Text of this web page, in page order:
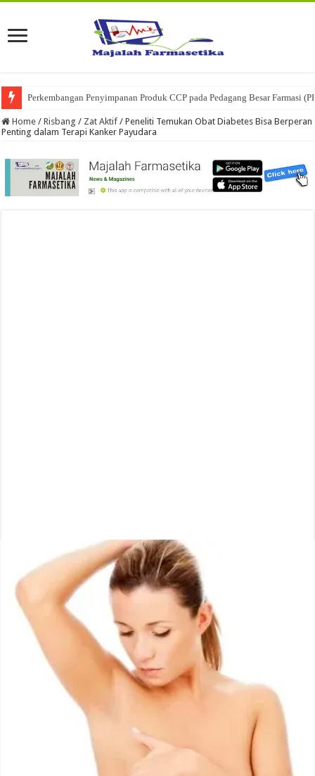
Perkembangan Penyimpanan Produk CCP pada Pedagang Besar Farmasi
Ketika Obat Menunggu Keputusan: Mengenal Peran Karantina Produk
Home / Risbang / Zat Aktif / Peneliti Temukan Obat Diabetes Bisa Berperan
Penting dalam Terapi Kanker Payudara